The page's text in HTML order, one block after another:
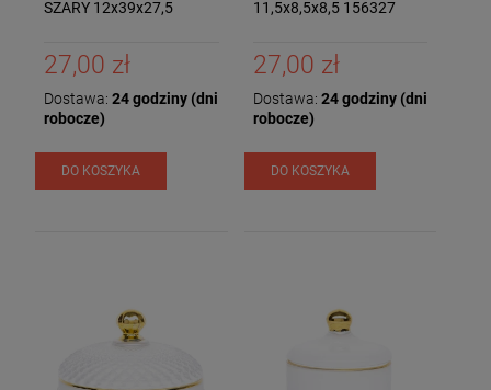
SZARY 12x39x27,5
27,00 zł
Dostawa: 24 godziny (dni
robocze)
DO KOSZYKA
11,5x8,5x8,5 156327
27,00 zł
Dostawa: 24 godziny (dni
robocze)
DO KOSZYKA